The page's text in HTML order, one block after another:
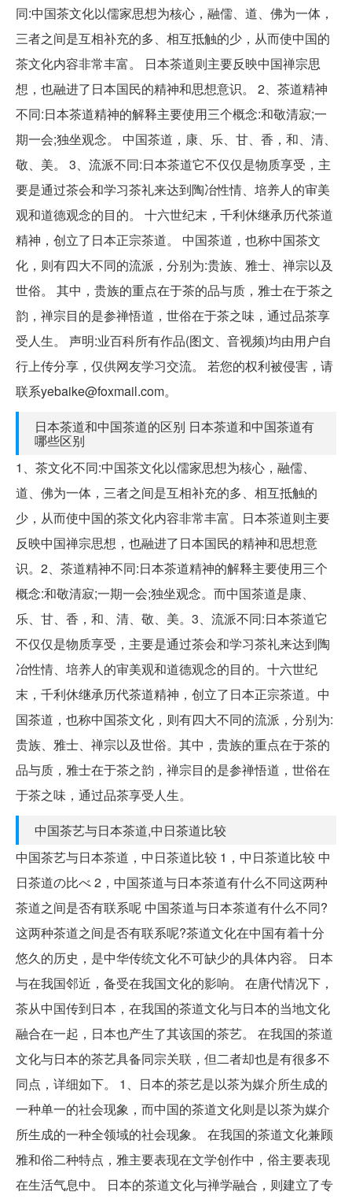
同:中国茶文化以儒家思想为核心，融儒、道、佛为一体，
三者之间是互相补充的多、相互抵触的少，从而使中国的
茶文化内容非常丰富。 日本茶道则主要反映中国禅宗思
想，也融进了日本国民的精神和思想意识。 2、茶道精神
不同:日本茶道精神的解释主要使用三个概念:和敬清寂;一
期一会;独坐观念。 中国茶道，康、乐、甘、香，和、清、
敬、美。 3、流派不同:日本茶道它不仅仅是物质享受，主
要是通过茶会和学习茶礼来达到陶冶性情、培养人的审美
观和道德观念的目的。 十六世纪末，千利休继承历代茶道
精神，创立了日本正宗茶道。 中国茶道，也称中国茶文
化，则有四大不同的流派，分别为:贵族、雅士、禅宗以及
世俗。 其中，贵族的重点在于茶的品与质，雅士在于茶之
韵，禅宗目的是参禅悟道，世俗在于茶之味，通过品茶享
受人生。 声明:业百科所有作品(图文、音视频)均由用户自
行上传分享，仅供网友学习交流。 若您的权利被侵害，请
联系yebaike@foxmail.com。
日本茶道和中国茶道的区别 日本茶道和中国茶道有
哪些区别
1、茶文化不同:中国茶文化以儒家思想为核心，融儒、
道、佛为一体，三者之间是互相补充的多、相互抵触的
少，从而使中国的茶文化内容非常丰富。日本茶道则主要
反映中国禅宗思想，也融进了日本国民的精神和思想意
识。2、茶道精神不同:日本茶道精神的解释主要使用三个
概念:和敬清寂;一期一会;独坐观念。而中国茶道是康、
乐、甘、香，和、清、敬、美。3、流派不同:日本茶道它
不仅仅是物质享受，主要是通过茶会和学习茶礼来达到陶
冶性情、培养人的审美观和道德观念的目的。十六世纪
末，千利休继承历代茶道精神，创立了日本正宗茶道。中
国茶道，也称中国茶文化，则有四大不同的流派，分别为:
贵族、雅士、禅宗以及世俗。其中，贵族的重点在于茶的
品与质，雅士在于茶之韵，禅宗目的是参禅悟道，世俗在
于茶之味，通过品茶享受人生。
中国茶艺与日本茶道,中日茶道比较
中国茶艺与日本茶道，中日茶道比较 1，中日茶道比较 中
日茶道の比べ 2，中国茶道与日本茶道有什么不同这两种
茶道之间是否有联系呢 中国茶道与日本茶道有什么不同?
这两种茶道之间是否有联系呢?茶道文化在中国有着十分
悠久的历史，是中华传统文化不可缺少的具体内容。 日本
与在我国邻近，备受在我国文化的影响。 在唐代情况下，
茶从中国传到日本，在我国的茶道文化与日本的当地文化
融合在一起，日本也产生了其该国的茶艺。 在我国的茶道
文化与日本的茶艺具备同宗关联，但二者却也是有很多不
同点，详细如下。 1、日本的茶艺是以茶为媒介所生成的
一种单一的社会现象，而中国的茶道文化则是以茶为媒介
所生成的一种全领域的社会现象。 在我国的茶道文化兼顾
雅和俗二种特点，雅主要表现在文学创作中，俗主要表现
在生活气息中。 日本的茶道文化与禅学融合，则建立了专